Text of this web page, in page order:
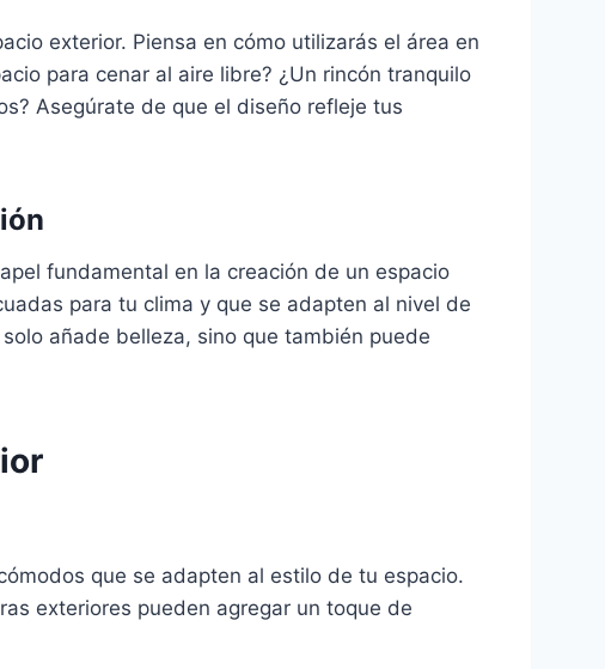
exterior. Piensa en cómo utilizarás el área en
para cenar al aire libre? ¿Un rincón tranquilo
Asegúrate de que el diseño refleje tus
fundamental en la creación de un espacio
para tu clima y que se adapten al nivel de
añade belleza, sino que también puede
que se adapten al estilo de tu espacio.
exteriores pueden agregar un toque de